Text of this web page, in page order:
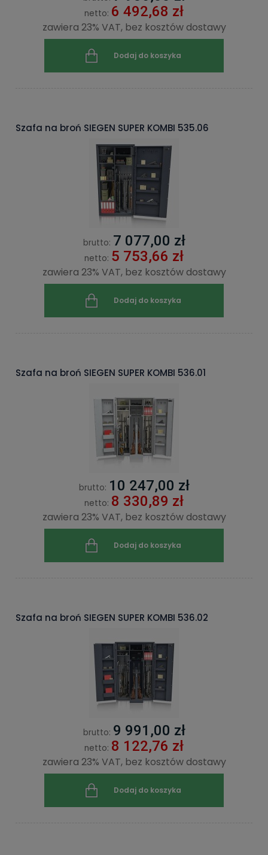
netto: 6 492,68 zł
zawiera 23% VAT, bez kosztów dostawy
Dodaj do koszyka
Szafa na broń SIEGEN SUPER KOMBI 535.06
brutto: 7 077,00 zł
netto: 5 753,66 zł
zawiera 23% VAT, bez kosztów dostawy
Dodaj do koszyka
Szafa na broń SIEGEN SUPER KOMBI 536.01
brutto: 10 247,00 zł
netto: 8 330,89 zł
zawiera 23% VAT, bez kosztów dostawy
Dodaj do koszyka
Szafa na broń SIEGEN SUPER KOMBI 536.02
brutto: 9 991,00 zł
netto: 8 122,76 zł
zawiera 23% VAT, bez kosztów dostawy
Dodaj do koszyka